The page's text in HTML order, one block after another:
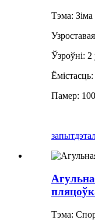
Тэма: Зіма
Ўзроўні:
Ёмістасць:
Памер:
запыт
Тэма: